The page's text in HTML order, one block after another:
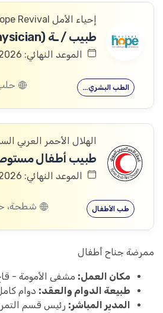
إحياء الأمل Hope Revival
طبيب / ـة (Physician)
الموعد النهائي: 10/08/2026
الطب البشري…
الهلال الأحمر العربي
طبيب أطفال
الموعد النهائي: 10/08/2026
طب الأطفال شطحة،
ممرضة جناح أطفال
مكان العمل: مشفى الأمومة -
طبيعة الدوام والعقد: دوام
المدير المباشر: رئيس قسم